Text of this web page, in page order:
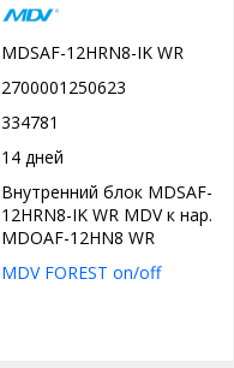
MDSAF-12HRN8-IK WR
2700001250623
334781
14 дней
Внутренний блок MDSAF-
12HRN8-IK WR MDV к нар.
MDOAF-12HN8 WR
MDV FOREST on/off